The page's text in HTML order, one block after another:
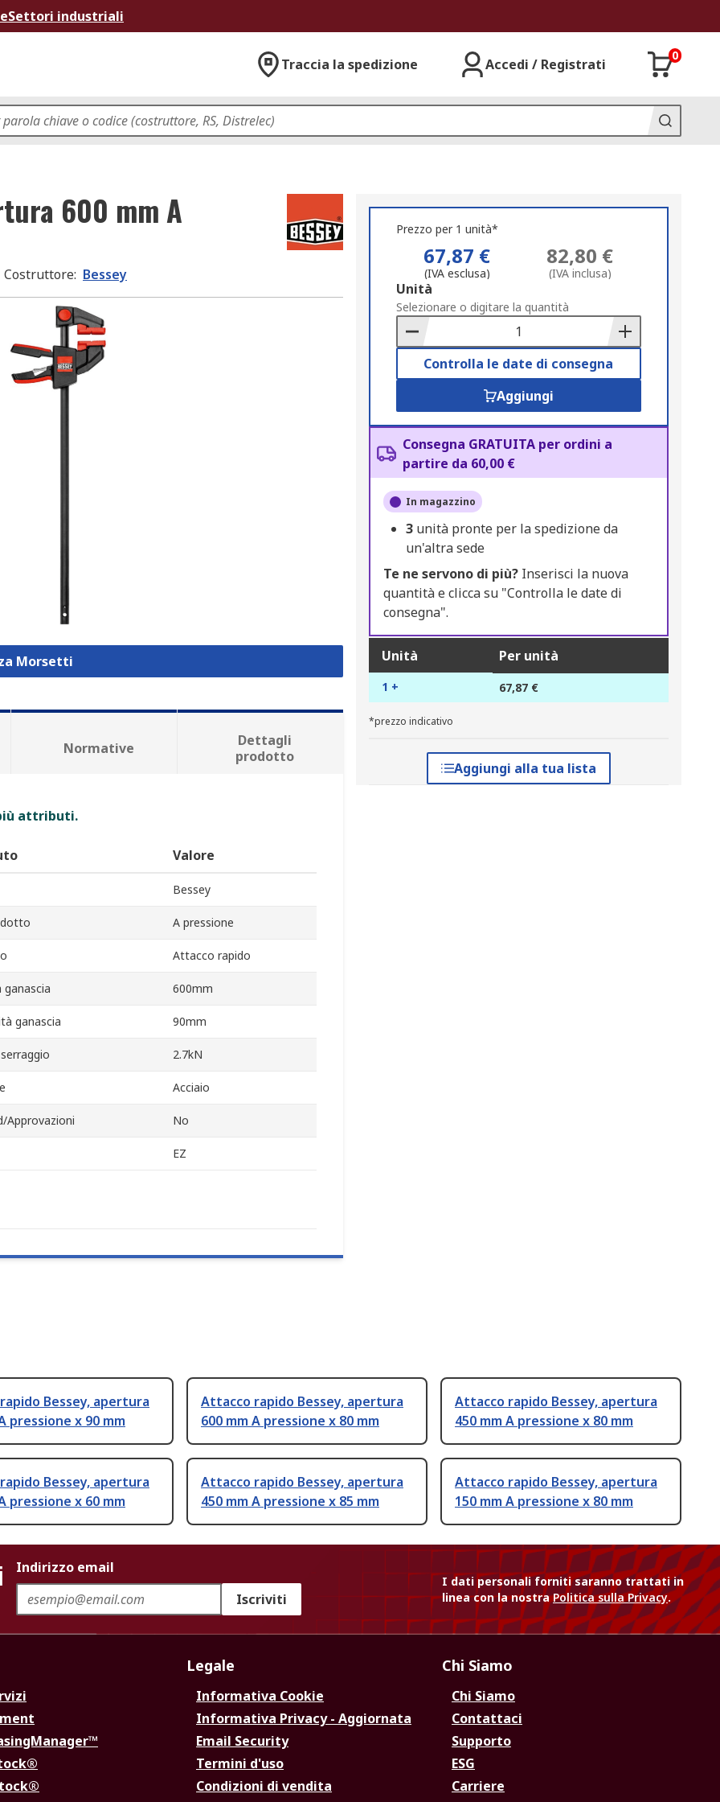
Settori industriali
Traccia la spedizione Accedi / Registrati
0
600 mm A
Costruttore: Bessey
Morsetti
Prezzo per 1 unità*
67,87 €
(IVA esclusa)
82,80 €
(IVA inclusa)
Add
to
Basket
Unità
Selezionare o digitare la quantità
Controlla le date di consegna
Aggiungi
Consegna GRATUITA per ordini a
partire da 60,00 €
In magazzino
3 unità pronte per la spedizione da
un'altra sede
Te ne servono di più?Inserisci la nuova
quantità e clicca su "Controlla le date di
consegna".
Unità Per unità
1 + 67,87 €
*prezzo indicativo
Aggiungi alla tua lista
Normative
Dettagli
prodotto
attributi.
Valore
Bessey
A pressione
Attacco rapido
ganascia 600mm
ganascia 90mm
2.7kN
Acciaio
Approvazioni No
EZ
Bessey, apertura
pressione x 90 mm
Attacco rapido Bessey, apertura
600 mm A pressione x 80 mm
Attacco rapido Bessey, apertura
450 mm A pressione x 80 mm
Bessey, apertura
pressione x 60 mm
Attacco rapido Bessey, apertura
450 mm A pressione x 85 mm
Attacco rapido Bessey, apertura
150 mm A pressione x 80 mm
Indirizzo email
Iscriviti
I dati personali forniti saranno trattati in
linea con la nostraPolitica sulla Privacy.
Legale
Informativa Cookie
Informativa Privacy - Aggiornata
Email Security
Termini d'uso
Condizioni di vendita
Chi Siamo
Chi Siamo
Contattaci
Supporto
ESG
Carriere